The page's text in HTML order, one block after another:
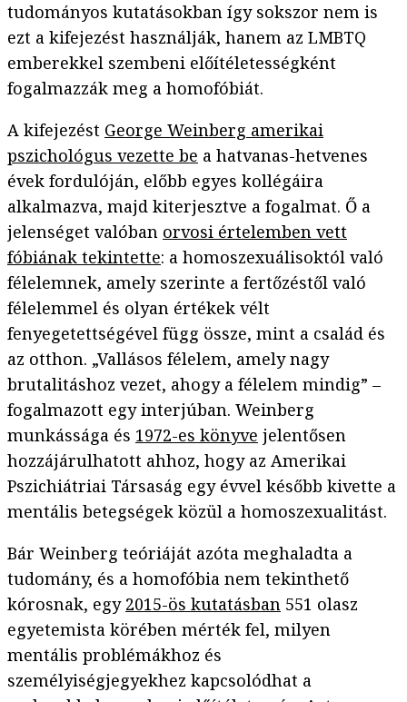
tudományos kutatásokban így sokszor nem is
ezt a kifejezést használják, hanem az LMBTQ
emberekkel szembeni előítéletességként
fogalmazzák meg a homofóbiát.
A kifejezést George Weinberg amerikai
pszichológus vezette be a hatvanas-hetvenes
évek fordulóján, előbb egyes kollégáira
alkalmazva, majd kiterjesztve a fogalmat. Ő a
jelenséget valóban orvosi értelemben vett
fóbiának tekintette: a homoszexuálisoktól való
félelemnek, amely szerinte a fertőzéstől való
félelemmel és olyan értékek vélt
fenyegetettségével függ össze, mint a család és
az otthon. „Vallásos félelem, amely nagy
brutalitáshoz vezet, ahogy a félelem mindig” –
fogalmazott egy interjúban. Weinberg
munkássága és 1972-es könyve jelentősen
hozzájárulhatott ahhoz, hogy az Amerikai
Pszichiátriai Társaság egy évvel később kivette a
mentális betegségek közül a homoszexualitást.
Bár Weinberg teóriáját azóta meghaladta a
tudomány, és a homofóbia nem tekinthető
kórosnak, egy 2015-ös kutatásban 551 olasz
egyetemista körében mérték fel, milyen
mentális problémákhoz és
személyiségjegyekhez kapcsolódhat a